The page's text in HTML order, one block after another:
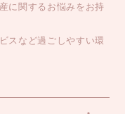
に関するお悩みをお持
スなど過ごしやすい環